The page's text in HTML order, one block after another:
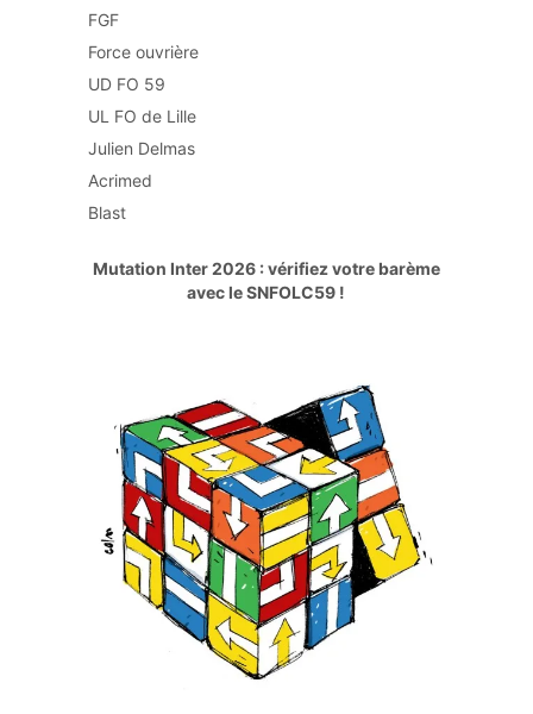
FGF
Force ouvrière
UD FO 59
UL FO de Lille
Julien Delmas
Acrimed
Blast
Mutation Inter 2026 : vérifiez votre barème
avec le SNFOLC59 !